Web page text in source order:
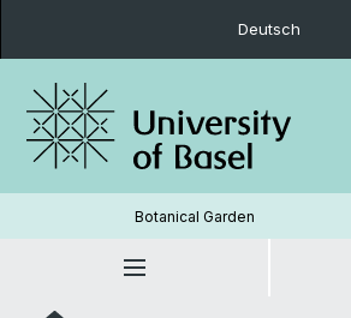
Deutsch
Botanical Garden